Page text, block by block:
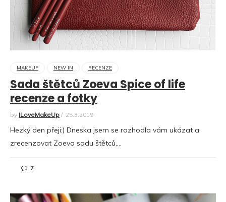
MAKEUP NEW IN RECENZE
Sada štětců Zoeva Spice of life
recenze a fotky
by ILoveMakeUp / 25.3.2019
Hezký den přeji:) Dneska jsem se rozhodla vám ukázat a
zrecenzovat Zoeva sadu štětců,…
7